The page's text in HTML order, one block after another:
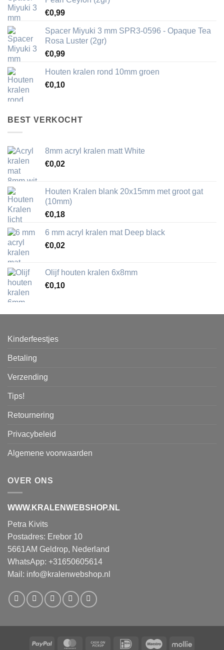
€0,99
Spacer Miyuki 3 mm SPR3-0596 - Opaque Tea
Rosa Luster (2gr)
€0,99
Houten kralen rond 10mm groen
€0,10
BEST VERKOCHT
8mm acryl kralen matt White
€0,02
Houten Kralen blank 20x15mm met groot gat
(10mm)
€0,18
6 mm acryl kralen mat Deep black
€0,02
Olijf houten kralen 6x8mm
€0,10
Kinderfeestjes
Betaling
Verzending
Tips!
Retournering
Privacybeleid
Algemene voorwaarden
OVER ONS
WWW.KRALENWEBSHOP.NL
Petra Kivits
Postadres: Erebor 10
5661AM Geldrop, Nederland
WhatsApp: +31650605614
Mail: info@kralenwebshop.nl
PayPal MasterCardCash
IDeal Maestro Mollie